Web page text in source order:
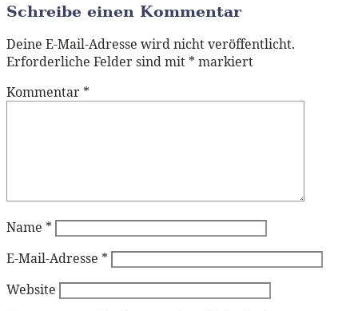
Schreibe einen Kommentar
Deine E-Mail-Adresse wird nicht veröffentlicht.
Erforderliche Felder sind mit * markiert
Kommentar *
Name *
E-Mail-Adresse *
Website